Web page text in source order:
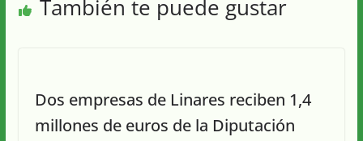
También te puede gustar
Dos empresas de Linares reciben 1,4
millones de euros de la Diputación